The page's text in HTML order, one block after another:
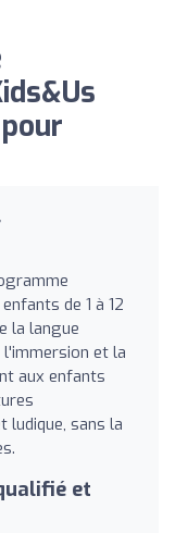
de 1 à 12
la langue
et la
aux enfants
ludique, sans la
et